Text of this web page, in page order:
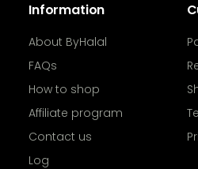
Information
About ByHalal
FAQs
How to shop
Affiliate program
Contact us
Log